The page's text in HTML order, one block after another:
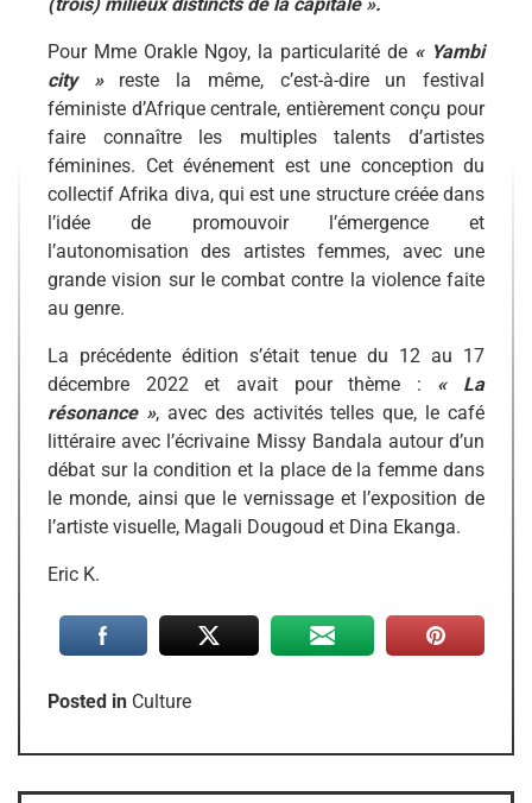
Pour Mme Orakle Ngoy, la particularité de « Yambi
city »reste la même, c’est-à-dire un festival
féministe d’Afrique centrale, entièrement conçu pour
faire connaître les multiples talents d’artistes
féminines. Cet événement est une conception du
collectif Afrika diva, qui est une structure créée dans
l’idée de promouvoir l’émergence et
l’autonomisation des artistes femmes, avec une
grande vision sur le combat contre la violence faite
au genre.
La précédente édition s’était tenue du 12 au 17
décembre 2022 et avait pour thème : « La
résonance », avec des activités telles que, le café
littéraire avec l’écrivaine Missy Bandala autour d’un
débat sur la condition et la place de la femme dans
le monde, ainsi que le vernissage et l’exposition de
l’artiste visuelle, Magali Dougoud et Dina Ekanga.
Eric K.
Posted in Culture